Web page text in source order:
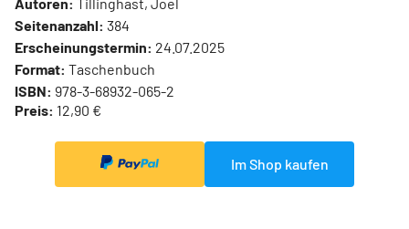
Seitenanzahl: 384
Erscheinungstermin: 24.07.2025
Format: Taschenbuch
ISBN: 978-3-68932-065-2
Preis: 12,90 €
Im Shop kaufen